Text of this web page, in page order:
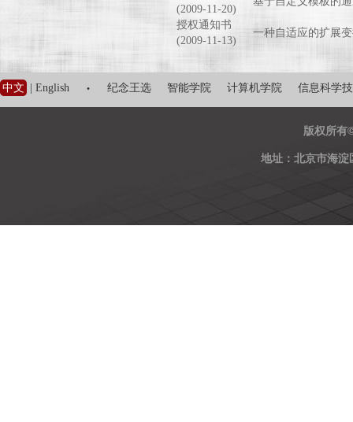
(2009-11-20)
授权通知书
(2009-11-13)
一种自适应的扩展
中文 English · 纪念王选 智能学院 计算机学院 信息科学
版权所有
地址：北京市海